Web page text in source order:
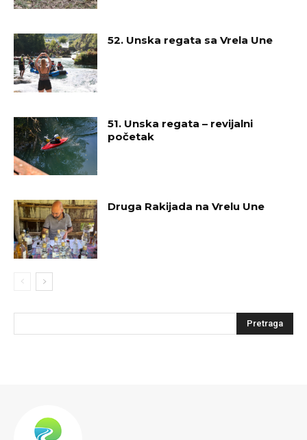
52. Unska regata sa Vrela Une
51. Unska regata – revijalni
početak
Druga Rakijada na Vrelu Une
Pretraga